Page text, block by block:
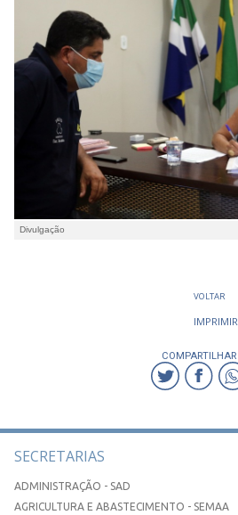
Divulgação
VOLTAR
IMPRIMIR
COMPARTILHAR
SECRETARIAS
ADMINISTRAÇÃO - SAD
AGRICULTURA E ABASTECIMENTO - SEMAA